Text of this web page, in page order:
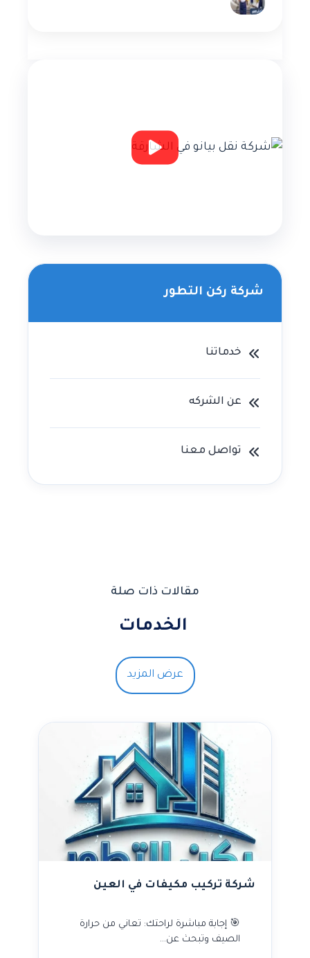
شركة ركن التطور
خدماتنا
عن الشركه
تواصل معنا
مقالات ذات صلة
الخدمات
عرض المزيد
شركة تركيب مكيفات في العين
🎯 إجابة مباشرة لراحتك: تعاني من حرارة
الصيف وتبحث عن…